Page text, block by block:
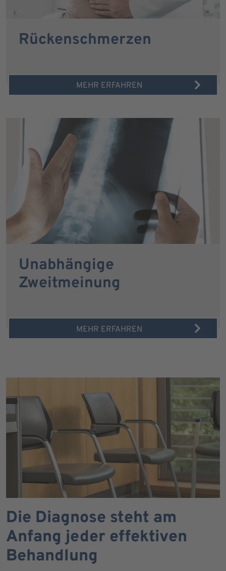
Rückenschmerzen
MEHR ERFAHREN
Unabhängige
Zweitmeinung
MEHR ERFAHREN
Die Diagnose steht am
Anfang jeder effektiven
Behandlung